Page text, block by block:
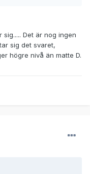
Det är nog ingen
sig det svaret,
högre nivå än matte D.